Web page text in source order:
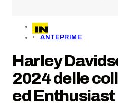
ANTEPRIME
Harley
2024 delle
ed Enthusiast